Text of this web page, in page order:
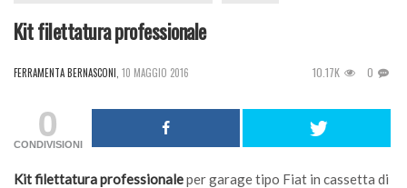
Kit filettatura professionale
FERRAMENTA BERNASCONI 10 MAGGIO 2016 10.17K 0
0
CONDIVISIONI
Kit filettatura professionaleper garage tipo Fiat in cassetta di